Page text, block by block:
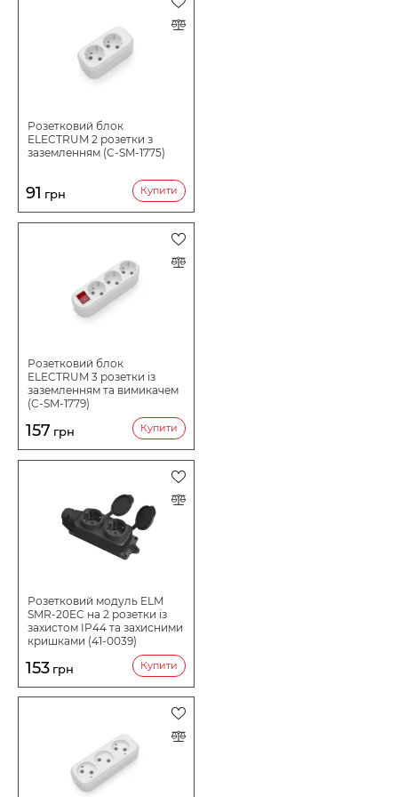
Розетковий блок
ELECTRUM 2 розетки з
заземленням (C-SM-1775)
91 грн Купити
Розетковий блок
ELECTRUM 3 розетки із
заземленням та вимикачем
(C-SM-1779)
157 грн Купити
Розетковий модуль ELM
SMR-20EC на 2 розетки із
захистом IP44 та захисними
кришками (41-0039)
153 грн Купити